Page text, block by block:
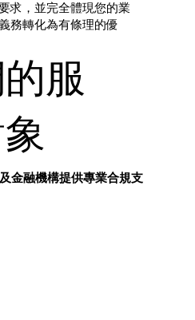
求，並完全體現您的業
務轉化為有條理的優
服
金融機構提供專業合規支